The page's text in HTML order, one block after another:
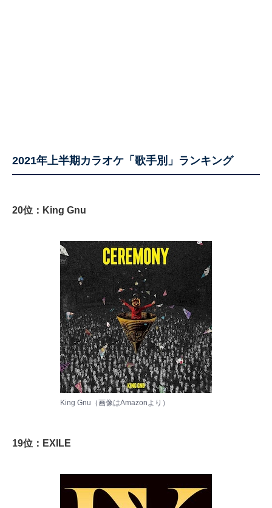
2021年上半期カラオケ「歌手別」ランキング
20位：King Gnu
King Gnu（画像はAmazon より）
19位：EXILE